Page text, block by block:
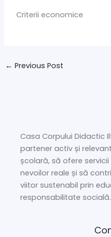
Criterii economice
← Previous Post
Casa Corpului Didactic
partener activ și
școlară, să ofere
nevoilor reale și să
viitor sustenabil prin
responsabilitate socială.